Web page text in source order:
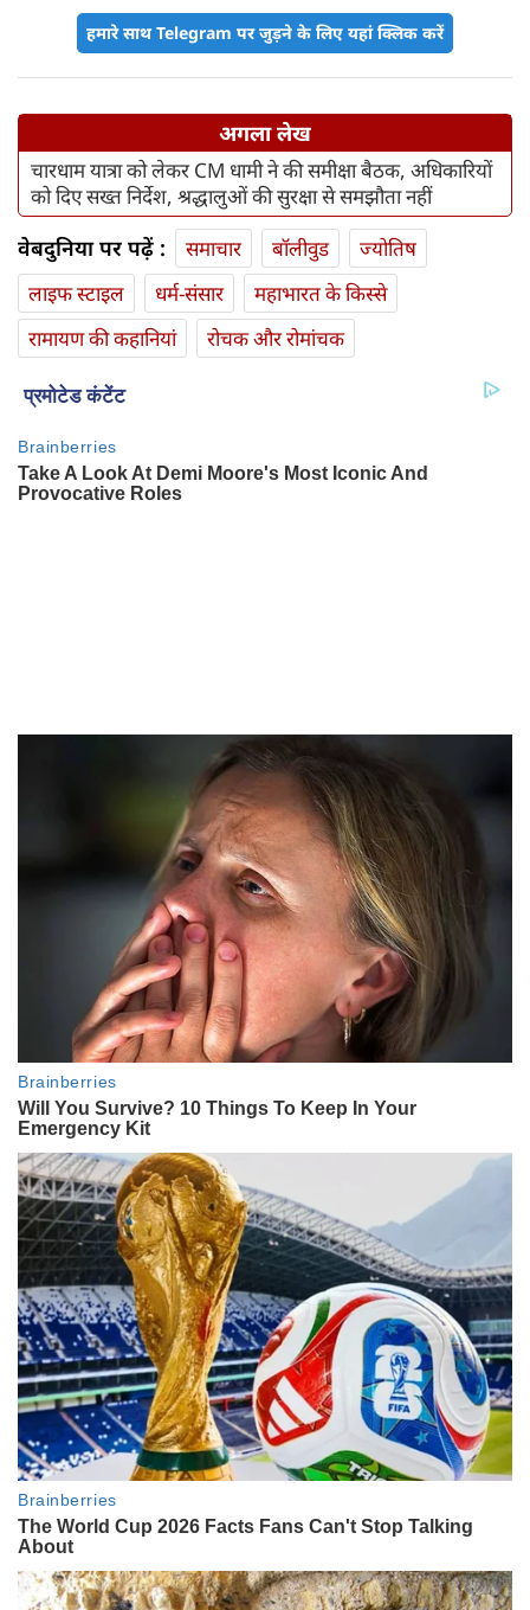
हमारे साथ Telegram पर जुड़ने के लिए यहां क्लिक करें
अगला लेख
चारधाम यात्रा को लेकर CM धामी ने की समीक्षा बैठक, अधिकारियों
को दिए सख्त निर्देश, श्रद्धालुओं की सुरक्षा से समझौता नहीं
वेबदुनिया पर पढ़ें : समाचार बॉलीवुड
ज्योतिष
लाइफ स्‍टाइल
धर्म-संसार
महाभारत के किस्से
रामायण की कहानियां
रोचक और रोमांचक